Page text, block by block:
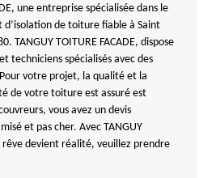
une entreprise spécialisée dans le
d’isolation de toiture fiable à Saint
TANGUY TOITURE FACADE, dispose
techniciens spécialisés avec des
votre projet, la qualité et la
de votre toiture est assuré est
vous avez un devis
et pas cher. Avec TANGUY
rêve devient réalité, veuillez prendre